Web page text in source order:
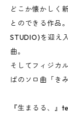
どこか懐かしく
とのできる作品
STUDIO)を迎え
曲。
そしてフィジカ
ばのソロ曲「き
『生まるる、』